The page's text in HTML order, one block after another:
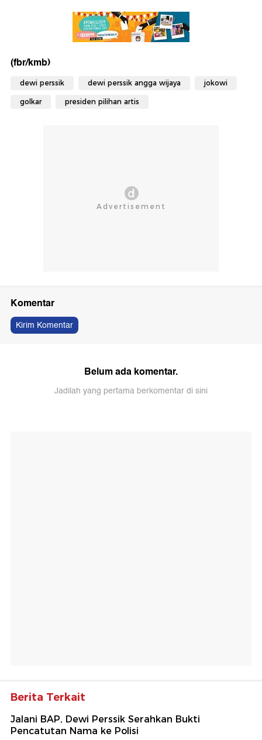
(fbr/kmb)
dewi perssik dewi perssik angga wijaya jokowi
golkar presiden pilihan artis
Komentar
Kirim Komentar
Belum ada komentar.
Jadilah yang pertama berkomentar di sini
Berita Terkait
Jalani BAP, Dewi Perssik Serahkan Bukti
Pencatutan Nama ke Polisi